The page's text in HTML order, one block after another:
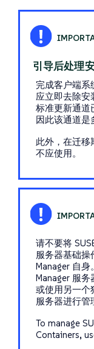
引导后处理
完成客户端系
应立即去除安
标准更新通道
因此该通道是
此外，在迁移
不应使用。
请不要将
服务器基础操
Manager 自
Manager 服务
或使用另一个
服务器进行管
To manage
Containers,